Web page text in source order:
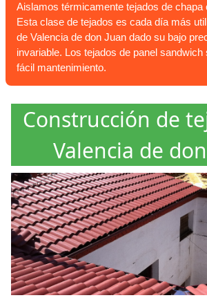
Aislamos térmicamente tejados de chapa
Esta clase de tejados es cada día más
de Valencia de don Juan dado su bajo
invariable. Los tejados de panel
fácil mantenimiento.
Construcción de
Valencia de